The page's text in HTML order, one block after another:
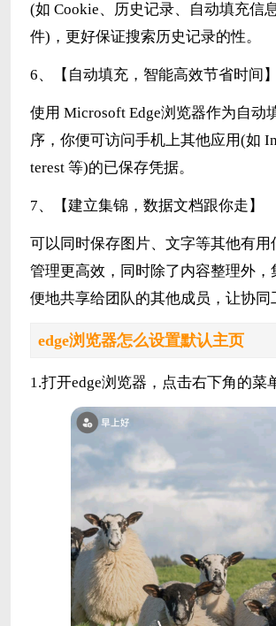
(如 Cookie、历史记录、自动填充信
件)，更好保证搜索历史记录的性。
6、【自动填充，智能高效节省时间】
使用 Microsoft Edge浏览器作为自动
序，你便可访问手机上其他应用(如
terest 等)的已保存凭据。
7、【建立集锦，数据文档跟你走】
可以同时保存图片、文字等其他有用
管理更高效，同时除了内容整理外，
便地共享给团队的其他成员，让协同
edge浏览器怎么设置默认主页
1.打开edge浏览器，点击右下角的菜